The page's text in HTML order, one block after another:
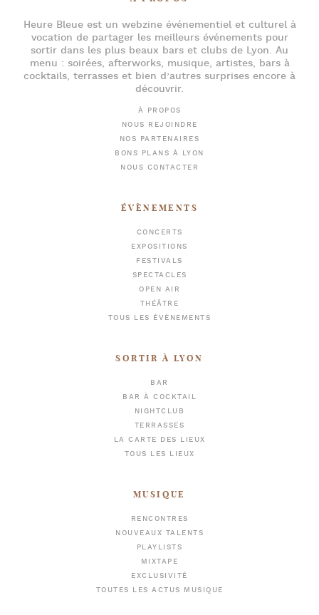
Heure Bleueest un webzine événementiel et culturel à
vocation de partager les meilleurs événements pour
sortir dans les plus beaux bars et clubs de Lyon. Au
menu : soirées, afterworks, musique, artistes, bars à
cocktails, terrasses et bien d’autres surprises encore à
découvrir.
À PROPOS
NOUS REJOINDRE
NOS PARTENAIRES
BONS PLANS À LYON
NOUS CONTACTER
ÉVÈNEMENTS
CONCERTS
EXPOSITIONS
FESTIVALS
SPECTACLES
OPEN AIR
THÉÂTRE
TOUS LES ÉVÈNEMENTS
SORTIR À LYON
BAR
BAR À COCKTAIL
NIGHTCLUB
TERRASSES
LA CARTE DES LIEUX
TOUS LES LIEUX
MUSIQUE
RENCONTRES
NOUVEAUX TALENTS
PLAYLISTS
MIXTAPE
EXCLUSIVITÉ
TOUTES LES ACTUS MUSIQUE